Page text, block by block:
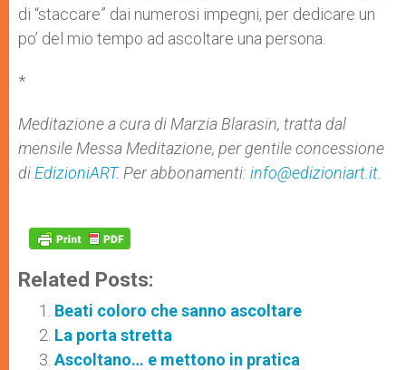
di “staccare” dai numerosi impegni, per dedicare un
po’ del mio tempo ad ascoltare una persona.
*
Meditazione a cura di Marzia Blarasin, tratta dal
mensile Messa Meditazione, per gentile concessione
di EdizioniART. Per abbonamenti: info@edizioniart.it
Related Posts:
Beati coloro che sanno ascoltare
La porta stretta
Ascoltano… e mettono in pratica